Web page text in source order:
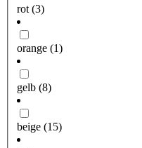
rot (3)
orange (1)
gelb (8)
beige (15)